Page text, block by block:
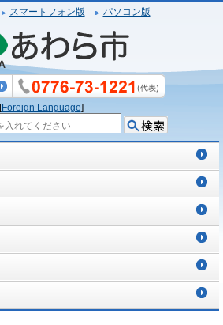
スマートフォン版 パソコン版
[Foreign Language]